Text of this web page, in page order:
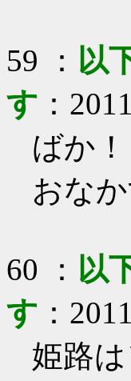
59 ： 以
す ：
ばか！
おな
60 ： 以
す ：
姫路